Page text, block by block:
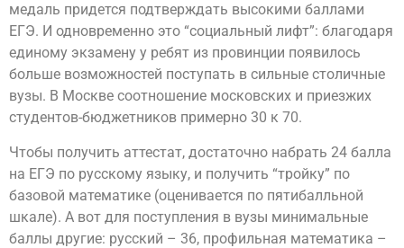
медаль придется подтверждать высокими баллами
ЕГЭ. И одновременно это “социальный лифт”: благодаря
единому экзамену у ребят из провинции появилось
больше возможностей поступать в сильные столичные
вузы. В Москве соотношение московских и приезжих
студентов-бюджетников примерно 30 к 70.
Чтобы получить аттестат, достаточно набрать 24 балла
на ЕГЭ по русскому языку, и получить “тройку” по
базовой математике (оценивается по пятибалльной
шкале). А вот для поступления в вузы минимальные
баллы другие: русский – 36, профильная математика –